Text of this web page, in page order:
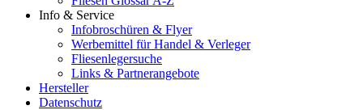
Info & Service
Infobroschüren & Flyer
Werbemittel für Handel & Verleger
Fliesenlegersuche
Links & Partnerangebote
Hersteller
Datenschutz